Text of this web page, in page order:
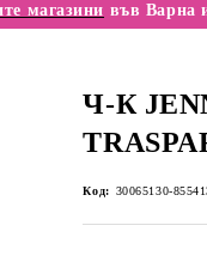
магазини във Варна
Ч-К
Код: 30065130-